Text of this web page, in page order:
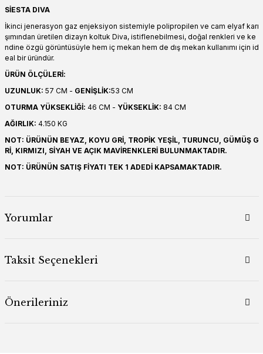
SİESTA DIVA
İkinci jenerasyon gaz enjeksiyon sistemiyle polipropilen ve cam elyaf karı
şımından üretilen dizayn koltuk Diva, istiflenebilmesi, doğal renkleri ve ke
ndine özgü görüntüsüyle hem iç mekan hem de dış mekan kullanımı için id
eal bir üründür.
ÜRÜN ÖLÇÜLERİ:
UZUNLUK: 57 CM - GENİŞLİK:53 CM
OTURMA YÜKSEKLİĞİ: 46 CM - YÜKSEKLİK: 84 CM
AĞIRLIK: 4.150 KG
NOT: ÜRÜNÜN BEYAZ, KOYU GRİ, TROPİK YEŞİL, TURUNCU, GÜMÜŞ G
Rİ, KIRMIZI, SİYAH VE AÇIK MAVİRENKLERİ BULUNMAKTADIR.
NOT: ÜRÜNÜN SATIŞ FİYATI TEK 1 ADEDİ KAPSAMAKTADIR.
Yorumlar
Taksit Seçenekleri
Önerileriniz